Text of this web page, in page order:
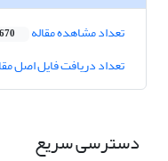
تعداد مشاهده مقاله 670
تعداد دریافت فایل اصل
دسترسی سریع